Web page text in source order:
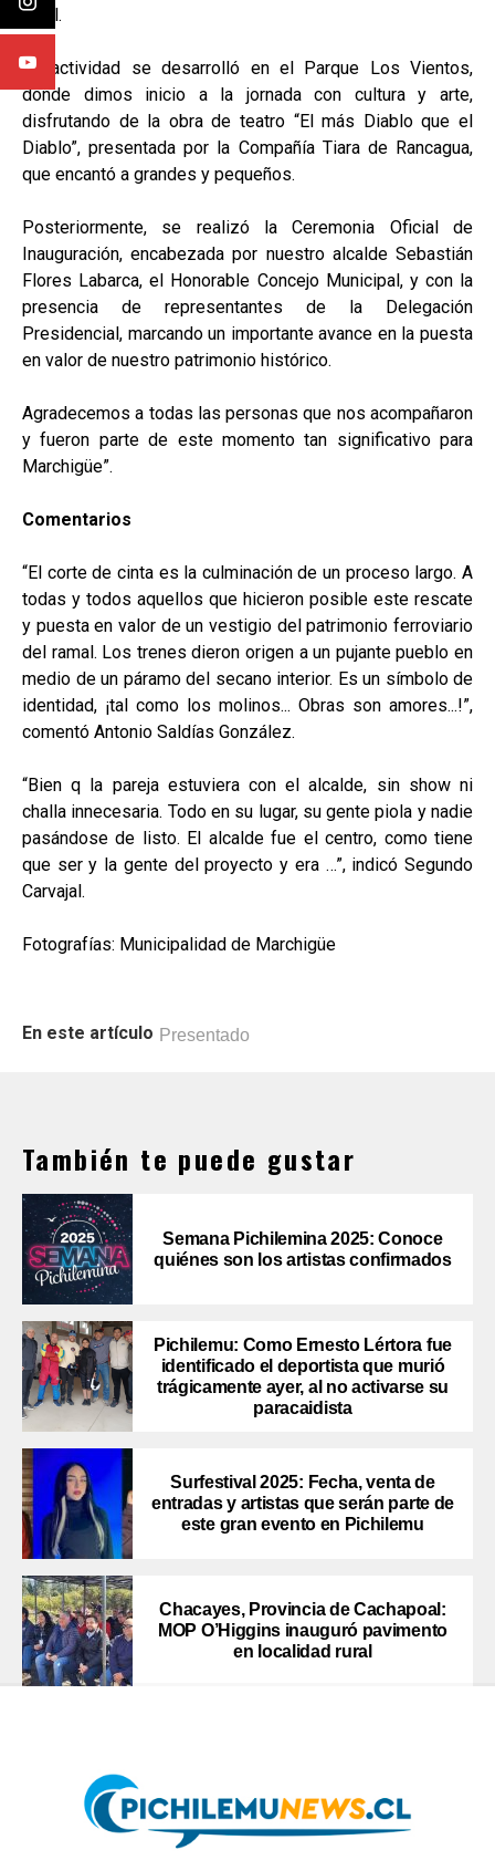
local.
La actividad se desarrolló en el Parque Los Vientos,
donde dimos inicio a la jornada con cultura y arte,
disfrutando de la obra de teatro “El más Diablo que el
Diablo”, presentada por la Compañía Tiara de Rancagua,
que encantó a grandes y pequeños.
Posteriormente, se realizó la Ceremonia Oficial de
Inauguración, encabezada por nuestro alcalde Sebastián
Flores Labarca, el Honorable Concejo Municipal, y con la
presencia de representantes de la Delegación
Presidencial, marcando un importante avance en la puesta
en valor de nuestro patrimonio histórico.
Agradecemos a todas las personas que nos acompañaron
y fueron parte de este momento tan significativo para
Marchigüe”.
Comentarios
“El corte de cinta es la culminación de un proceso largo. A
todas y todos aquellos que hicieron posible este rescate
y puesta en valor de un vestigio del patrimonio ferroviario
del ramal. Los trenes dieron origen a un pujante pueblo en
medio de un páramo del secano interior. Es un símbolo de
identidad, ¡tal como los molinos... Obras son amores...!”,
comentó Antonio Saldías González.
“Bien q la pareja estuviera con el alcalde, sin show ni
challa innecesaria. Todo en su lugar, su gente piola y nadie
pasándose de listo. El alcalde fue el centro, como tiene
que ser y la gente del proyecto y era …”, indicó Segundo
Carvajal.
Fotografías: Municipalidad de Marchigüe
En este artículo Presentado
También te puede gustar
Semana Pichilemina 2025: Conoce
quiénes son los artistas confirmados
Pichilemu: Como Ernesto Lértora fue
identificado el deportista que murió
trágicamente ayer, al no activarse su
paracaidista
Surfestival 2025: Fecha, venta de
entradas y artistas que serán parte de
este gran evento en Pichilemu
Chacayes, Provincia de Cachapoal:
MOP O’Higgins inauguró pavimento
en localidad rural